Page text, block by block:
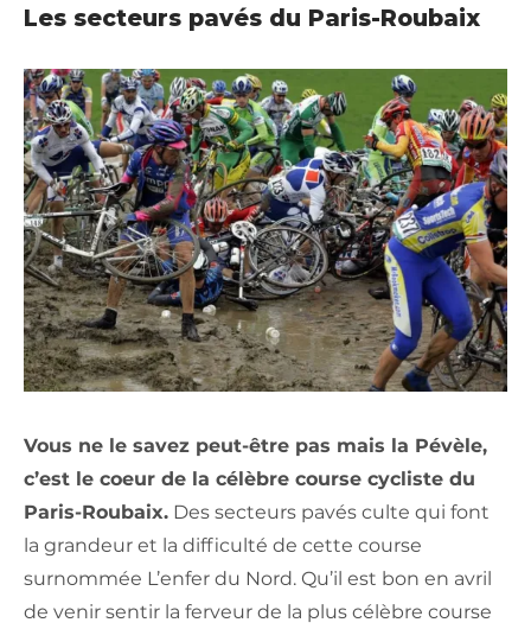
Les secteurs pavés du Paris-Roubaix
Vous ne le savez peut-être pas mais la Pévèle,
c’est le coeur de la célèbre course cycliste du
Paris-Roubaix. Des secteurs pavés culte qui font
la grandeur et la difficulté de cette course
surnommée L’enfer du Nord. Qu’il est bon en avril
de venir sentir la ferveur de la plus célèbre course